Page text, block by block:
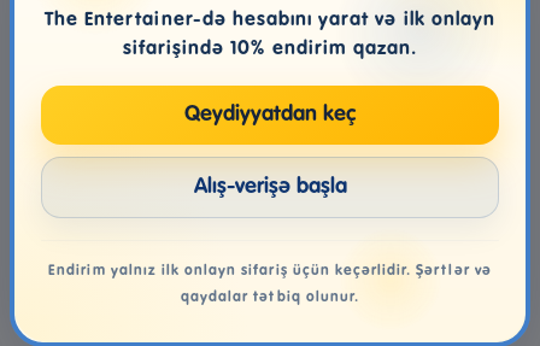
The Entertainer-də hesabını yarat və ilk onlayn
sifarişində 10% endirim qazan.
Qeydiyyatdan keç
Alış-verişə başla
Endirim yalnız ilk onlayn sifariş üçün keçərlidir. Şərtlər və
qaydalar tətbiq olunur.